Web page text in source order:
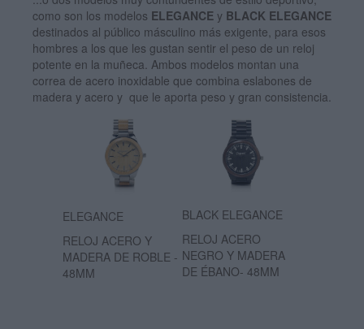
como son los modelos ELEGANCE y BLACK ELEGANCE
destinados al público másculino más exigente, para esos
hombres a los que les gustan sentir el peso de un reloj
potente en la muñeca. Ambos modelos montan una
correa de acero inoxidable que combina eslabones de
madera y acero y que le aporta peso y gran consistencia.
ELEGANCE
RELOJ ACERO Y
MADERA DE ROBLE -
48MM
BLACK ELEGANCE
RELOJ ACERO
NEGRO Y MADERA
DE ÉBANO- 48MM